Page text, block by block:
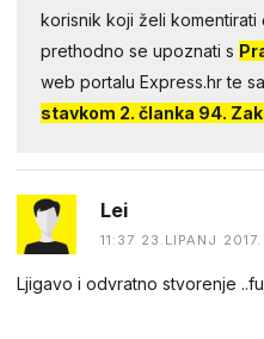
korisnik koji želi
prethodno se upoznati s
web portalu Express.hr te sa
stavkom 2. članka 94.
Lei
11:37 23.LIPANJ 2017.
Ljigavo i odvratno stvorenje